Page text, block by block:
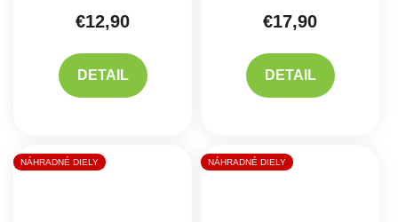
€12,90
DETAIL
€17,90
DETAIL
NÁHRADNÉ DIELY NÁHRADNÉ DIELY